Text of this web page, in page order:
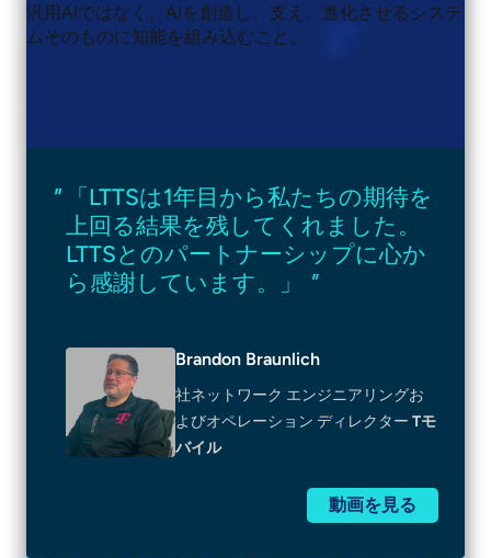
汎用AIではなく、AIを創造し、支え、進化させるシステ
ムそのものに知能を組み込むこと。
「LTTSは1年目から私たちの期待を
上回る結果を残してくれました。
LTTSとのパートナーシップに心か
ら感謝しています。」
"
Brandon Braunlich
社ネットワーク エンジニアリングお
よびオペレーション ディレクター Tモ
バイル
動画を見る